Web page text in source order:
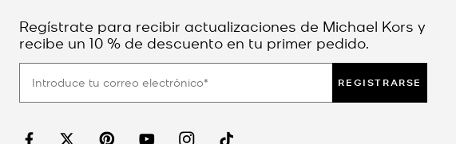
Regístrate para recibir actualizaciones de Michael Kors y
recibe un 10 % de descuento en tu primer pedido.
REGISTRARSE